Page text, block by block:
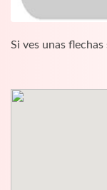
Si ves unas